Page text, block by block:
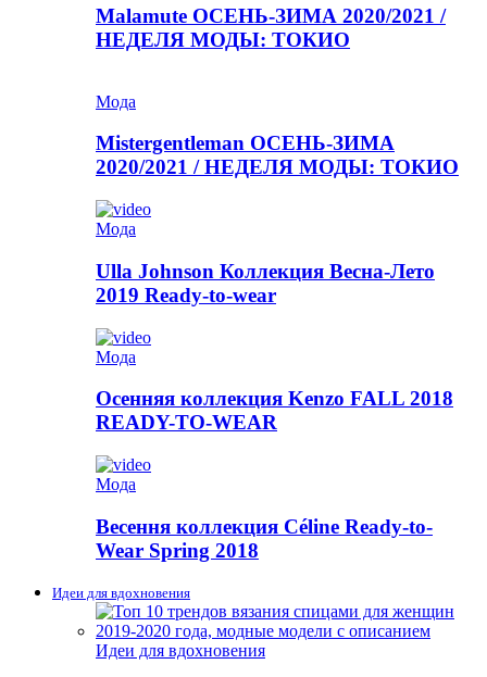
Malamute ОСЕНЬ-ЗИМА 2020/2021 /
НЕДЕЛЯ МОДЫ: ТОКИО
Мода
Mistergentleman ОСЕНЬ-ЗИМА
2020/2021 / НЕДЕЛЯ МОДЫ: ТОКИО
Мода
Ulla Johnson Коллекция Весна-Лето
2019 Ready-to-wear
Мода
Осенняя коллекция Kenzo FALL 2018
READY-TO-WEAR
Мода
Весення коллекция Céline Ready-to-
Wear Spring 2018
Идеи для вдохновения
Идеи для вдохновения